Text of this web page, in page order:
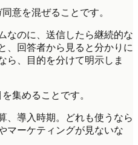
意を混ぜることです。
なのに、送信したら継続的な
、回答者から見ると分かりに
ら、目的を分けて明示しま
集めることです。
、導入時期。どれも使うなら
マーケティングが見ないな